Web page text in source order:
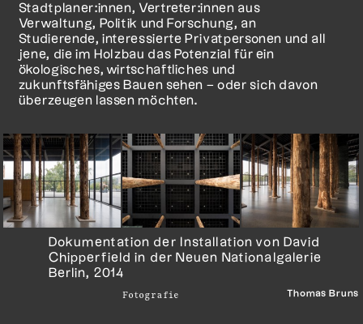
Stadtplaner:innen, Vertreter:innen aus
Verwaltung, Politik und Forschung, an
Studierende, interessierte Privatpersonen und all
jene, die im Holzbau das Potenzial für ein
ökologisches, wirtschaftliches und
zukunftsfähiges Bauen sehen – oder sich davon
überzeugen lassen möchten.
Dokumentation der Installation von David
Chipperfield in der Neuen Nationalgalerie
Berlin, 2014
Fotografie Thomas Bruns